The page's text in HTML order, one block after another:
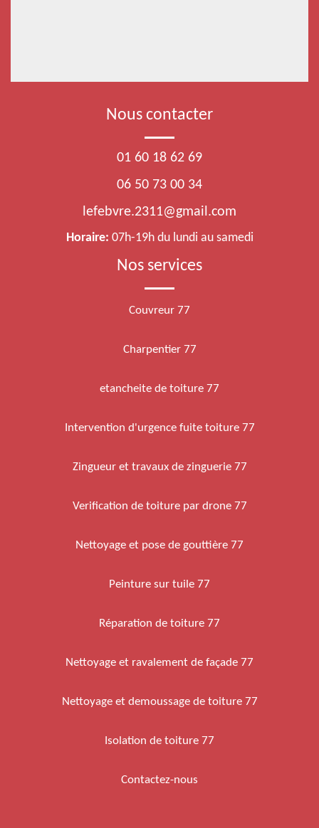
Nous contacter
01 60 18 62 69
06 50 73 00 34
lefebvre.2311@gmail.com
Horaire: 07h-19h du lundi au samedi
Nos services
Couvreur 77
Charpentier 77
etancheite de toiture 77
Intervention d'urgence fuite toiture 77
Zingueur et travaux de zinguerie 77
Verification de toiture par drone 77
Nettoyage et pose de gouttière 77
Peinture sur tuile 77
Réparation de toiture 77
Nettoyage et ravalement de façade 77
Nettoyage et demoussage de toiture 77
Isolation de toiture 77
Contactez-nous